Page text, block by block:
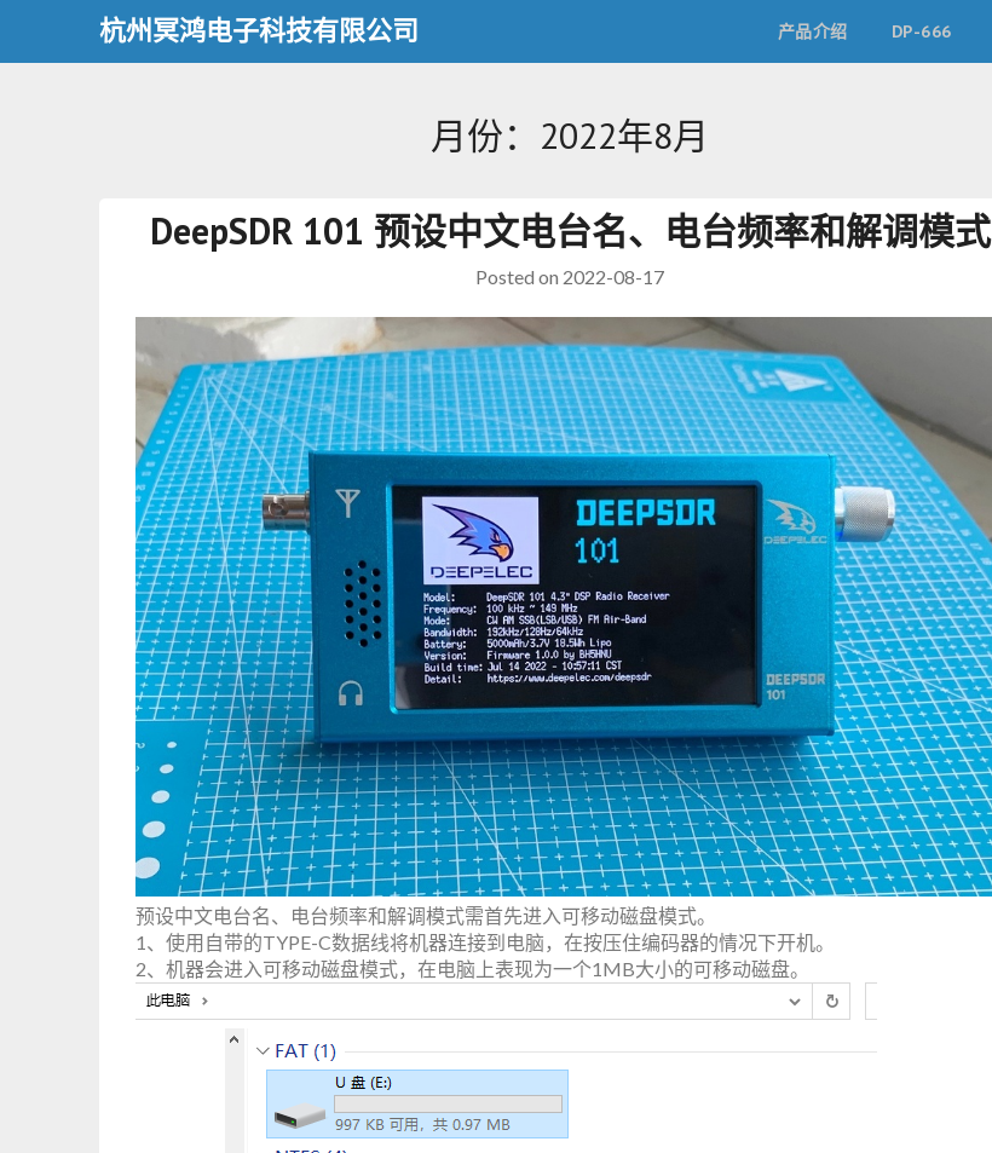
杭州冥鸿电子科技有限公司 产品介绍 DP-666
月份：2022年8月
DeepSDR 101 预设中文电台名、电台频率和解调模式
Posted on 2022-08-17
预设中文电台名、电台频率和解调模式需首先进入可移动磁盘模式。
1、使用自带的TYPE-C数据线将机器连接到电脑，在按压住编码器的情况下开机。
2、机器会进入可移动磁盘模式，在电脑上表现为一个1MB大小的可移动磁盘。